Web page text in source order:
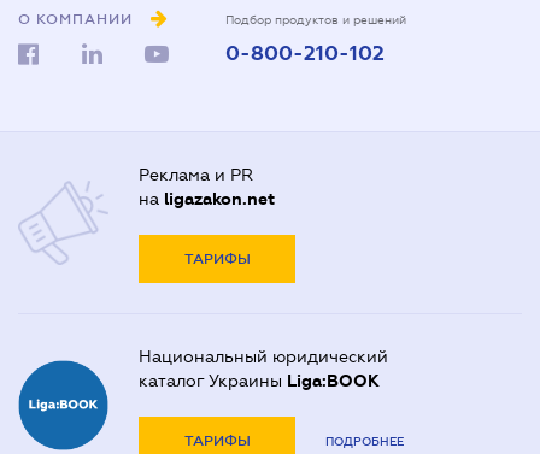
О КОМПАНИИ Подбор продуктов и решений
0-800-210-102
Реклама и PR
на ligazakon.net
ТАРИФЫ
Национальный юридический
каталог Украины Liga:BOOK
ТАРИФЫ ПОДРОБНЕЕ